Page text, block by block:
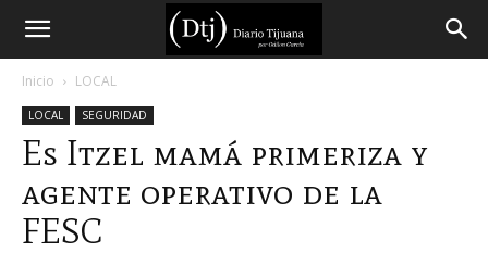
Diario
Tijuana
Inicio LOCAL
LOCAL SEGURIDAD
Es Itzel mamá primeriza y
agente operativo de la
FESC